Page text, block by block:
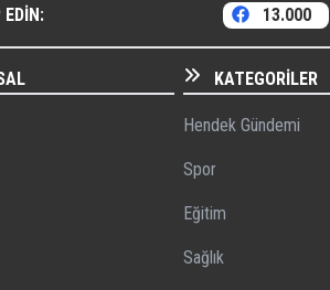
13.000
KATEGORILER
Hendek Gündemi
Spor
Eğitim
Sağlık